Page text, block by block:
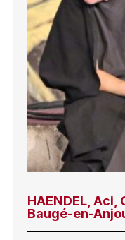
HAENDEL, Aci,
Baugé-en-